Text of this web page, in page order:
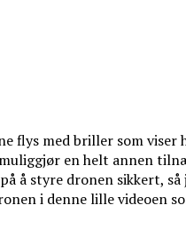
flys med briller som viser
en helt annen
å styre dronen sikkert, så
i denne lille videoen